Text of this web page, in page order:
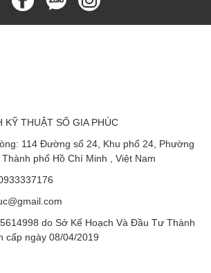
KỸ THUẬT SỐ GIA PHÚC
114 Đường số 24, Khu phố 24, Phường
phố Hồ Chí Minh , Việt Nam
do Sở Kế Hoạch Và Đầu Tư Thành
cấp ngày 08/04/2019